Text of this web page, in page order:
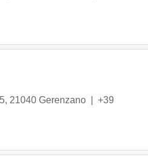
, 21040 Gerenzano
+39